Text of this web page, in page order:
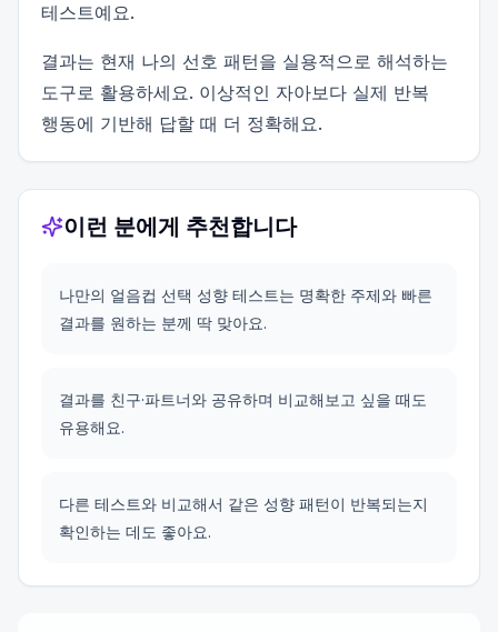
테스트예요.
결과는 현재 나의 선호 패턴을 실용적으로 해석하는
도구로 활용하세요. 이상적인 자아보다 실제 반복
행동에 기반해 답할 때 더 정확해요.
이런 분에게 추천합니다
나만의 얼음컵 선택 성향 테스트는 명확한 주제와 빠른
결과를 원하는 분께 딱 맞아요.
결과를 친구·파트너와 공유하며 비교해보고 싶을 때도
유용해요.
다른 테스트와 비교해서 같은 성향 패턴이 반복되는지
확인하는 데도 좋아요.